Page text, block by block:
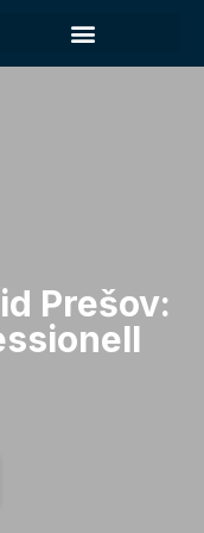
Prešov: